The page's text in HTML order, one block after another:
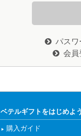
パスワ
会員
ベテルギフトをはじめよう
購入ガイド